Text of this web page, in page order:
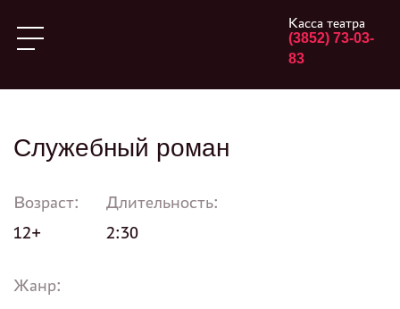
Касса театра
(3852) 73-03-
83
Служебный роман
Возраст:
12+
Длительность:
2:30
Жанр: